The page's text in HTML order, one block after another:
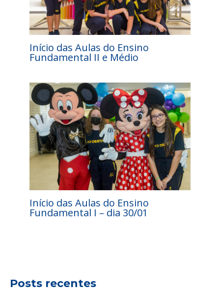
Início das Aulas do Ensino
Fundamental II e Médio
Início das Aulas do Ensino
Fundamental I – dia 30/01
Posts recentes